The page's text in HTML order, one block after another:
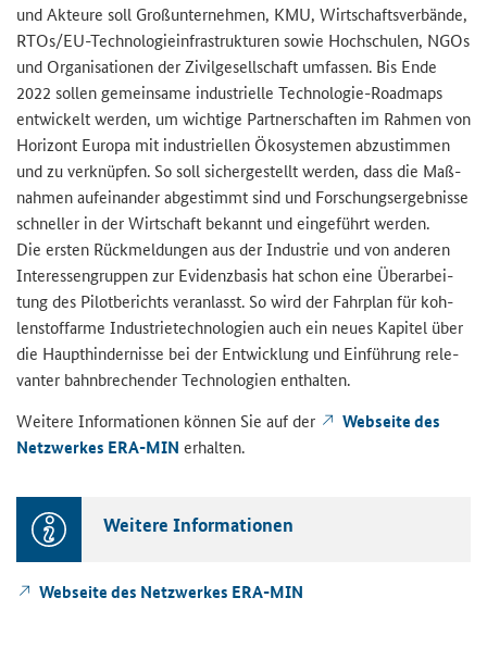
und Ak­teu­re soll Groß­un­ter­neh­men, KMU, Wirt­schafts­ver­bän­de,
RTOs/EU-​Technologieinfrastrukturen sowie Hoch­schu­len, NGOs
und Or­ga­ni­sa­tio­nen der Zi­vil­ge­sell­schaft um­fas­sen. Bis Ende
2022 sol­len ge­mein­sa­me in­dus­tri­el­le Technologie-​Roadmaps
ent­wi­ckelt wer­den, um wich­ti­ge Part­ner­schaf­ten im Rah­men von
Ho­ri­zont Eu­ro­pa mit in­dus­tri­el­len Öko­sys­te­men ab­zu­stim­men
und zu ver­knüp­fen. So soll si­cher­ge­stellt wer­den, dass die Maß­
nah­men auf­ein­an­der ab­ge­stimmt sind und For­schungs­er­geb­nis­se
schnel­ler in der Wirt­schaft be­kannt und ein­ge­führt wer­den.
Die ers­ten Rück­mel­dun­gen aus der In­dus­trie und von an­de­ren
In­ter­es­sen­grup­pen zur Evi­denz­ba­sis hat schon eine Über­ar­bei­
tung des Pi­lot­be­richts ver­an­lasst. So wird der Fahr­plan für koh­
len­stoff­ar­me In­dus­trie­tech­no­lo­gien auch ein neues Ka­pi­tel über
die Haupt­hin­der­nis­se bei der Ent­wick­lung und Ein­füh­rung re­le­
van­ter bahn­bre­chen­der Tech­no­lo­gien ent­hal­ten.
Wei­te­re In­for­ma­tio­nen kön­nen Sie auf der
Web­sei­te des
Netz­wer­kes ERA-​MIN er­hal­ten.
Wei­te­re In­for­ma­tio­nen
Web­sei­te des Netz­wer­kes ERA-​MIN